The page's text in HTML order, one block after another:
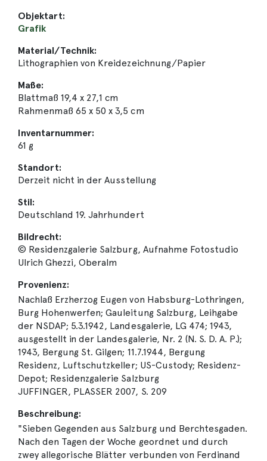
Objektart:
Grafik
Material/Technik:
Lithographien von Kreidezeichnung/Papier
Maße:
Blattmaß 19,4 x 27,1 cm
Rahmenmaß 65 x 50 x 3,5 cm
Inventarnummer:
61 g
Standort:
Derzeit nicht in der Ausstellung
Stil:
Deutschland 19. Jahrhundert
Bildrecht:
© Residenzgalerie Salzburg, Aufnahme Fotostudio
Ulrich Ghezzi, Oberalm
Provenienz:
Nachlaß Erzherzog Eugen von Habsburg-Lothringen,
Burg Hohenwerfen; Gauleitung Salzburg, Leihgabe
der NSDAP; 5.3.1942, Landesgalerie, LG 474; 1943,
ausgestellt in der Landesgalerie, Nr. 2 (N. S. D. A. P.);
1943, Bergung St. Gilgen; 11.7.1944, Bergung
Residenz, Luftschutzkeller; US-Custody; Residenz-
Depot; Residenzgalerie Salzburg
JUFFINGER, PLASSER 2007, S. 209
Beschreibung:
"Sieben Gegenden aus Salzburg und Berchtesgaden.
Nach den Tagen der Woche geordnet und durch
zwey allegorische Blätter verbunden von Ferdinand